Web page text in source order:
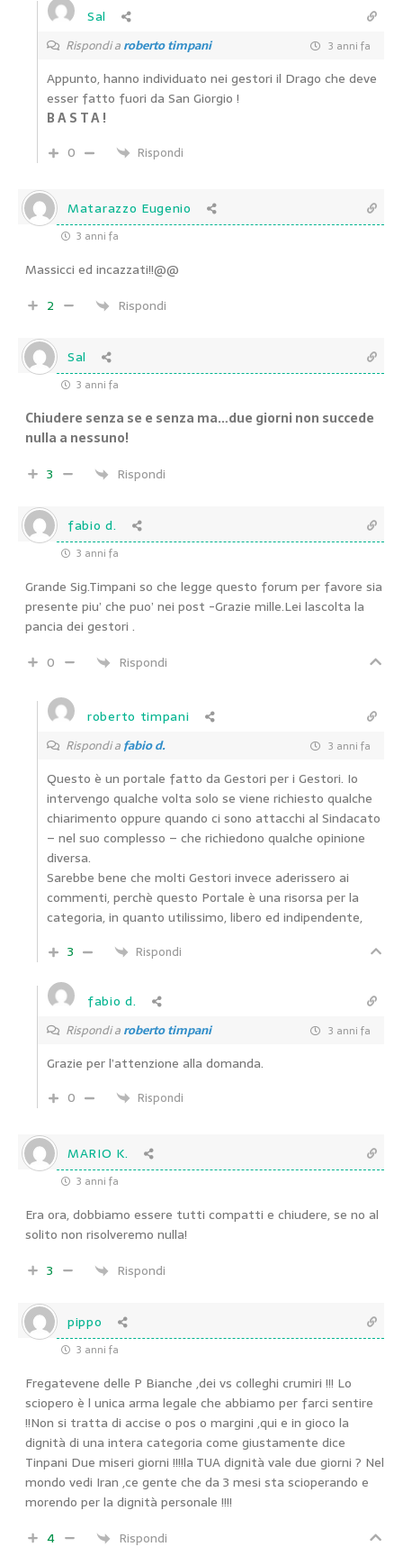
Sal
Rispondi aroberto timpani 3 anni fa
Appunto, hanno individuato nei gestori il Drago che deve
esser fatto fuori da San Giorgio !
B A S T A !
0
Rispondi
Matarazzo Eugenio
3 anni fa
Massicci ed incazzati!!@@
2
Rispondi
Sal
3 anni fa
Chiudere senza se e senza ma…due giorni non succede
nulla a nessuno!
3
Rispondi
fabio d.
3 anni fa
Grande Sig.Timpani so che legge questo forum per favore sia
presente piu’ che puo’ nei post -Grazie mille.Lei lascolta la
pancia dei gestori .
0
Rispondi
roberto timpani
Rispondi afabio d. 3 anni fa
Questo è un portale fatto da Gestori per i Gestori. Io
intervengo qualche volta solo se viene richiesto qualche
chiarimento oppure quando ci sono attacchi al Sindacato
– nel suo complesso – che richiedono qualche opinione
diversa.
Sarebbe bene che molti Gestori invece aderissero ai
commenti, perchè questo Portale è una risorsa per la
categoria, in quanto utilissimo, libero ed indipendente,
3
Rispondi
fabio d.
Rispondi aroberto timpani 3 anni fa
Grazie per l’attenzione alla domanda.
0
Rispondi
MARIO K.
3 anni fa
Era ora, dobbiamo essere tutti compatti e chiudere, se no al
solito non risolveremo nulla!
3
Rispondi
pippo
3 anni fa
Fregatevene delle P Bianche ,dei vs colleghi crumiri !!! Lo
sciopero è l unica arma legale che abbiamo per farci sentire
!!Non si tratta di accise o pos o margini ,qui e in gioco la
dignità di una intera categoria come giustamente dice
Tinpani Due miseri giorni !!!!la TUA dignità vale due giorni ? Nel
mondo vedi Iran ,ce gente che da 3 mesi sta scioperando e
morendo per la dignità personale !!!!
4
Rispondi